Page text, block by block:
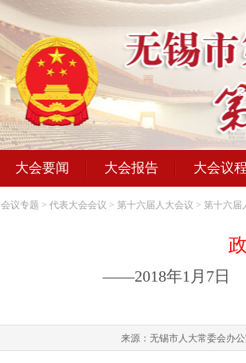
大会要闻 大会报告 大会议程
会议专题 > 代表大会会议 > 第十六届人大会议 > 第十六届
——2018年1月7日
来源：无锡市人大常委会办